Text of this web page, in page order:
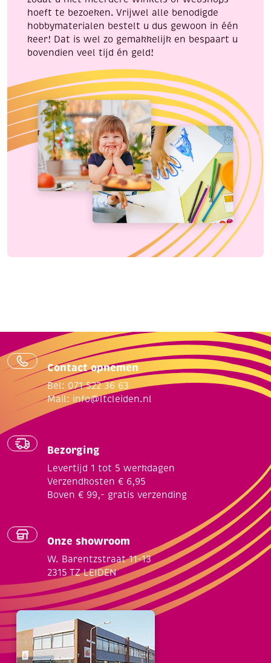
hoeft te bezoeken. Vrijwel alle benodigde
hobbymaterialen bestelt u dus gewoon in één
keer! Dat is wel zo gemakkelijk en bespaart u
bovendien veel tijd én geld!
Contact opnemen
Bel: 071 522 36 63
Mail: info@ltcleiden.nl
Bezorging
Levertijd 1 tot 5 werkdagen
Verzendkosten € 6,95
Boven € 99,- gratis verzending
Onze showroom
W. Barentzstraat 11-13
2315 TZ LEIDEN